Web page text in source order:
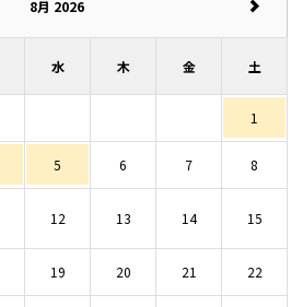
8月 2026
水 木 金 土
1
5 6 7 8
12 13 14 15
19 20 21 22